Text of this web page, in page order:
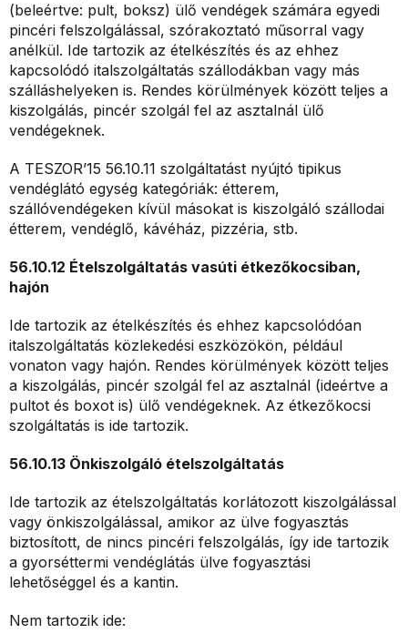
(beleértve: pult, boksz) ülő vendégek számára egyedi
pincéri felszolgálással, szórakoztató műsorral vagy
anélkül. Ide tartozik az ételkészítés és az ehhez
kapcsolódó italszolgáltatás szállodákban vagy más
szálláshelyeken is. Rendes körülmények között teljes a
kiszolgálás, pincér szolgál fel az asztalnál ülő
vendégeknek.
A TESZOR’15 56.10.11 szolgáltatást nyújtó tipikus
vendéglátó egység kategóriák: étterem,
szállóvendégeken kívül másokat is kiszolgáló szállodai
étterem, vendéglő, kávéház, pizzéria, stb.
56.10.12 Ételszolgáltatás vasúti étkezőkocsiban,
hajón
Ide tartozik az ételkészítés és ehhez kapcsolódóan
italszolgáltatás közlekedési eszközökön, például
vonaton vagy hajón. Rendes körülmények között teljes
a kiszolgálás, pincér szolgál fel az asztalnál (ideértve a
pultot és boxot is) ülő vendégeknek. Az étkezőkocsi
szolgáltatás is ide tartozik.
56.10.13 Önkiszolgáló ételszolgáltatás
Ide tartozik az ételszolgáltatás korlátozott kiszolgálással
vagy önkiszolgálással, amikor az ülve fogyasztás
biztosított, de nincs pincéri felszolgálás, így ide tartozik
a gyorséttermi vendéglátás ülve fogyasztási
lehetőséggel és a kantin.
Nem tartozik ide: